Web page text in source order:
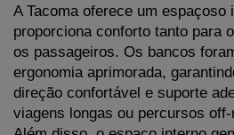
A Tacoma oferece um espaçoso
proporciona conforto tanto para
os passageiros. Os bancos
ergonomia aprimorada,
direção confortável e suporte
viagens longas ou percursos